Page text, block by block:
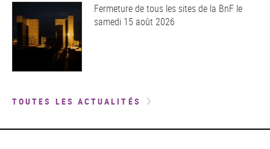
Fermeture de tous les sites de la BnF le
samedi 15 août 2026
TOUTES LES ACTUALITÉS